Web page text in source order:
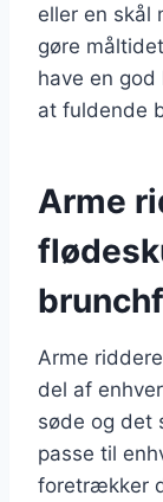
eller en skål
gøre
have en
at fuldende
Arme
Arme
del af
søde og det
passe til
foretrækker